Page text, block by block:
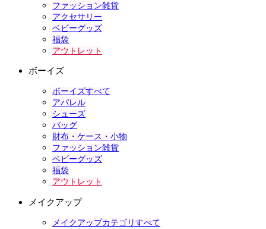
ファッション雑貨
アクセサリー
ベビーグッズ
福袋
アウトレット
ボーイズ
ボーイズすべて
アパレル
シューズ
バッグ
財布・ケース・小物
ファッション雑貨
ベビーグッズ
福袋
アウトレット
メイクアップ
メイクアップカテゴリすべて